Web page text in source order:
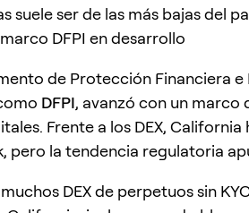
suele ser de las más bajas del
DFPI en desarrollo
de Protección Financiera
DFPI, avanzó con un marco
Frente a los DEX,
pero la tendencia regulatoria
DEX de perpetuos sin